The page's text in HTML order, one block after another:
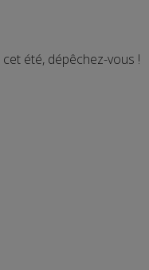
cet été, dépêchez-vous !